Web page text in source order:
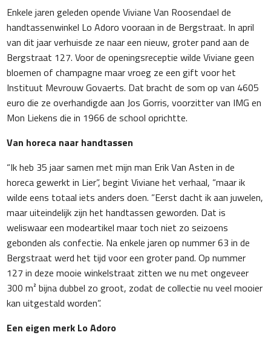
Enkele jaren geleden opende Viviane Van Roosendael de
handtassenwinkel Lo Adoro vooraan in de Bergstraat. In april
van dit jaar verhuisde ze naar een nieuw, groter pand aan de
Bergstraat 127. Voor de openingsreceptie wilde Viviane geen
bloemen of champagne maar vroeg ze een gift voor het
Instituut Mevrouw Govaerts. Dat bracht de som op van 4605
euro die ze overhandigde aan Jos Gorris, voorzitter van IMG en
Mon Liekens die in 1966 de school oprichtte.
Van horeca naar handtassen
“Ik heb 35 jaar samen met mijn man Erik Van Asten in de
horeca gewerkt in Lier”, begint Viviane het verhaal, “maar ik
wilde eens totaal iets anders doen. ”Eerst dacht ik aan juwelen,
maar uiteindelijk zijn het handtassen geworden. Dat is
weliswaar een modeartikel maar toch niet zo seizoens
gebonden als confectie. Na enkele jaren op nummer 63 in de
Bergstraat werd het tijd voor een groter pand. Op nummer
127 in deze mooie winkelstraat zitten we nu met ongeveer
300 m² bijna dubbel zo groot, zodat de collectie nu veel mooier
kan uitgestald worden”.
Een eigen merk Lo Adoro